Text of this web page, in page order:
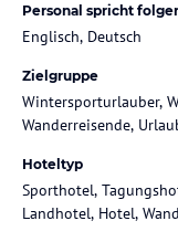
Personal spricht
Englisch, Deutsch
Zielgruppe
Wintersporturlauber,
Wanderreisende,
Hoteltyp
Sporthotel,
Landhotel, Hotel,